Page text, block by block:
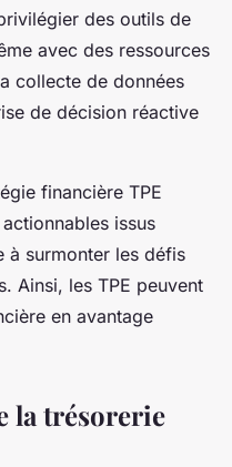
des outils de
avec des ressources
collecte de données
de décision réactive
financière TPE
issus
à surmonter les défis
Ainsi, les TPE peuvent
en avantage
la trésorerie